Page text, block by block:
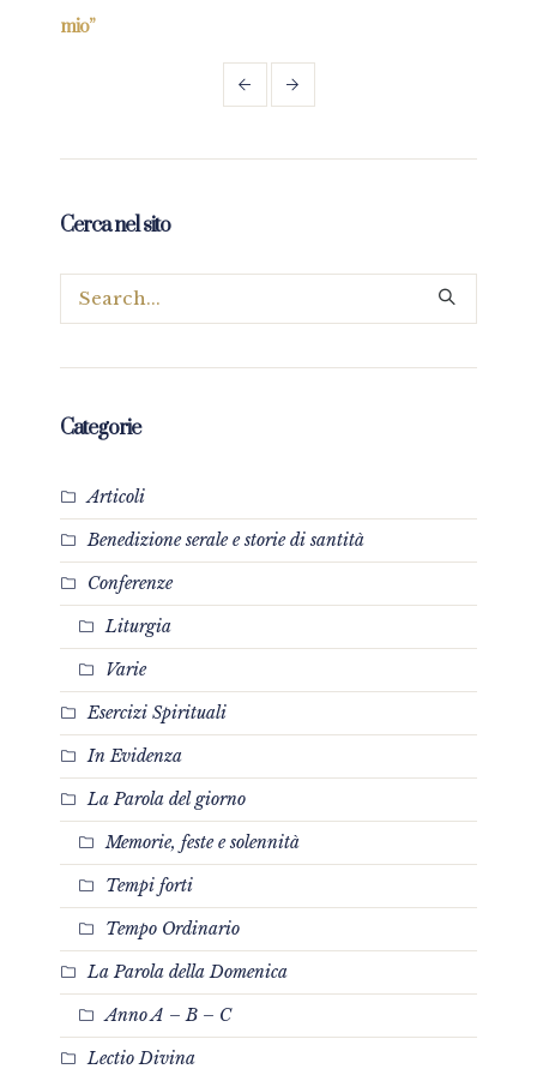
mio”
Cerca nel sito
Categorie
Articoli
Benedizione serale e storie di santità
Conferenze
Liturgia
Varie
Esercizi Spirituali
In Evidenza
La Parola del giorno
Memorie, feste e solennità
Tempi forti
Tempo Ordinario
La Parola della Domenica
Anno A – B – C
Lectio Divina